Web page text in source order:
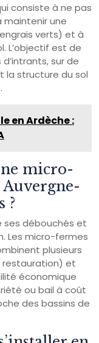
consiste à ne pas
maintenir une
verts) et à
L’objectif est de
sur de
la structure du sol
en Ardèche :
micro-
?
ses débouchés et
Les micro-fermes
plusieurs
restauration) et
économique
ou bail à coût
des bassins de